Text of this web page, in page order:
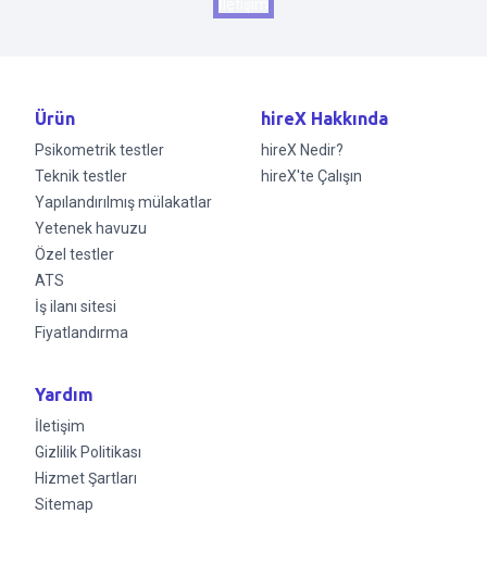
Ürün
Psikometrik testler
Teknik testler
Yapılandırılmış mülakatlar
Yetenek havuzu
Özel testler
ATS
İş ilanı sitesi
Fiyatlandırma
hireX Hakkında
hireX Nedir?
hireX'te Çalışın
Yardım
İletişim
Gizlilik Politikası
Hizmet Şartları
Sitemap